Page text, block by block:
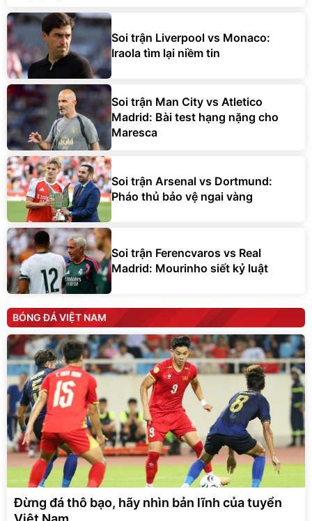
Soi trận Liverpool vs Monaco:
Iraola tìm lại niềm tin
Soi trận Man City vs Atletico
Madrid: Bài test hạng nặng cho
Maresca
Soi trận Arsenal vs Dortmund:
Pháo thủ bảo vệ ngai vàng
Soi trận Ferencvaros vs Real
Madrid: Mourinho siết kỷ luật
BÓNG ĐÁ VIỆT NAM
Đừng đá thô bạo, hãy nhìn bản lĩnh của tuyển